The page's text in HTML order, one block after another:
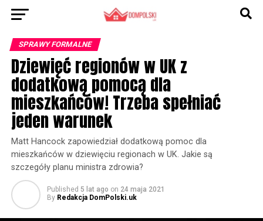
SPRAWY FORMALNE
Dziewięć regionów w UK z
dodatkową pomocą dla
mieszkańców! Trzeba spełniać
jeden warunek
Matt Hancock zapowiedział dodatkową pomoc dla
mieszkańców w dziewięciu regionach w UK. Jakie są
szczegóły planu ministra zdrowia?
Published 5 lat ago on 24 maja 2021
By Redakcja DomPolski.uk